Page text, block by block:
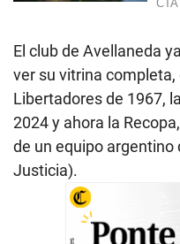
El club de Avellaneda
ver su vitrina
Libertadores de 1967,
2024 y ahora la
de un equipo argentino
Justicia).